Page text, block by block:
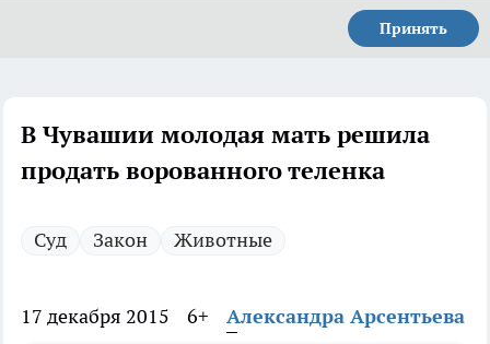
Принять
В Чувашии молодая мать решила
продать ворованного теленка
Суд Закон Животные
17 декабря 2015 6+ Александра Арсентьева